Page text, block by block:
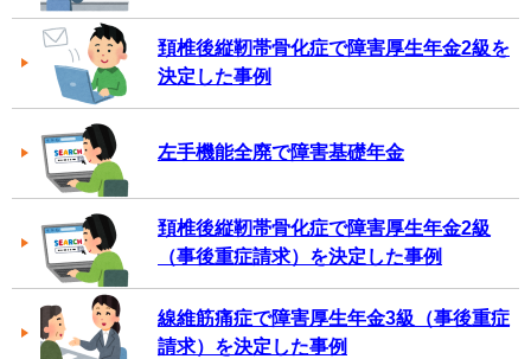
頚椎後縦靭帯骨化症で障害厚生年金2級を
決定した事例
左手機能全廃で障害基礎年金
頚椎後縦靭帯骨化症で障害厚生年金2級
（事後重症請求）を決定した事例
線維筋痛症で障害厚生年金3級（事後重症
請求）を決定した事例